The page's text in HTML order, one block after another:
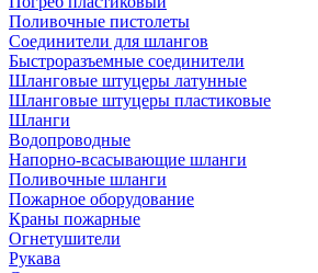
Поливочные пистолеты
Соединители для шлангов
Быстроразъемные соединители
Шланговые штуцеры латунные
Шланговые штуцеры пластиковые
Шланги
Водопроводные
Напорно-всасывающие шланги
Поливочные шланги
Пожарное оборудование
Краны пожарные
Огнетушители
Рукава